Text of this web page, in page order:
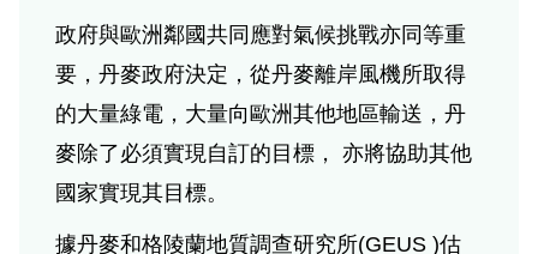
政府與歐洲鄰國共同應對氣候挑戰亦同等重
要，丹麥政府決定，從丹麥離岸風機所取得
的大量綠電，大量向歐洲其他地區輸送，丹
麥除了必須實現自訂的目標， 亦將協助其他
國家實現其目標。
據丹麥和格陵蘭地質調查研究所(GEUS )估